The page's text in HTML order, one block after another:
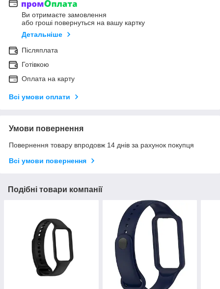
Ви отримаєте замовлення
або гроші повернуться на вашу картку
Детальніше
Післяплата
Готівкою
Оплата на карту
Всі умови оплати
Умови повернення
Повернення товару впродовж 14 днів за рахунок покупця
Всі умови повернення
Подібні товари компанії